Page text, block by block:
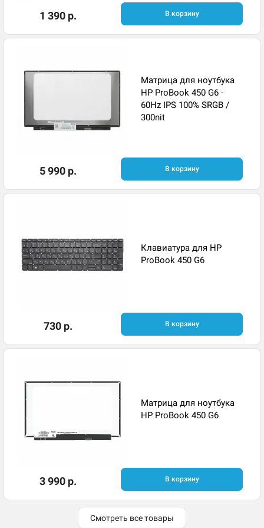
1 390 р. В корзину
Матрица для ноутбука
HP ProBook 450 G6 -
60Hz IPS 100% SRGB /
300nit
5 990 р. В корзину
Клавиатура для HP
ProBook 450 G6
730 р. В корзину
Матрица для ноутбука
HP ProBook 450 G6
3 990 р. В корзину
Смотреть все товары